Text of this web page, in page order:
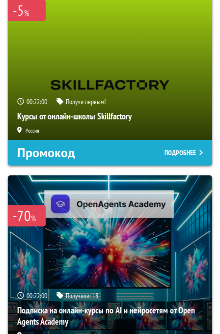
-5%
00:21:59 Получи первым!
Курсы от онлайн-школы Skillfactory
Россия
Промокод ПОДРОБНЕЕ
-70%
00:21:59 Получили:18
Подписка на онлайн-курсы по AI и нейросетям от Open
Agents Academy